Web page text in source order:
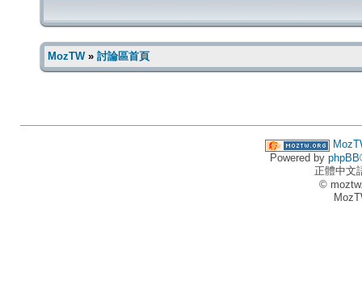
MozTW» 討論區首頁
Powered by phpBB
正體中文
©